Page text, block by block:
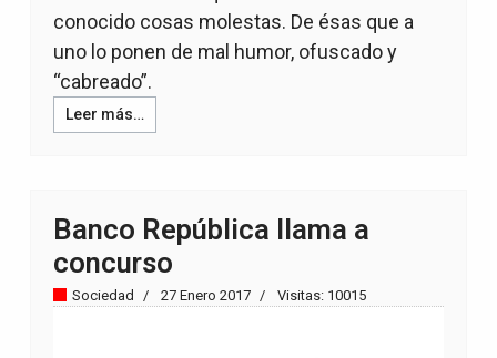
conocido cosas molestas. De ésas que a
uno lo ponen de mal humor, ofuscado y
“cabreado”.
Leer más…
Banco República llama a
concurso
Sociedad 27 Enero 2017 Visitas: 10015